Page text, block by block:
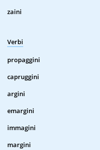
zaini
Verbi
propaggini
capruggini
argini
emargini
immagini
margini